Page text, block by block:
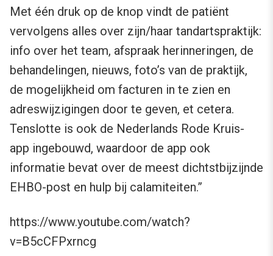
Met één druk op de knop vindt de patiënt
vervolgens alles over zijn/haar tandartspraktijk:
info over het team, afspraak herinneringen, de
behandelingen, nieuws, foto’s van de praktijk,
de mogelijkheid om facturen in te zien en
adreswijzigingen door te geven, et cetera.
Tenslotte is ook de Nederlands Rode Kruis-
app ingebouwd, waardoor de app ook
informatie bevat over de meest dichtstbijzijnde
EHBO-post en hulp bij calamiteiten.”
https://www.youtube.com/watch?
v=B5cCFPxrncg